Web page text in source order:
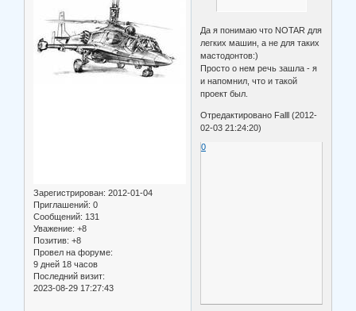
Зарегистрирован: 2012-01-04
Приглашений: 0
Сообщений: 131
Уважение: +8
Позитив: +8
Провел на форуме:
9 дней 18 часов
Последний визит:
2023-08-29 17:27:43
Да я понимаю что NOTAR для
легких машин, а не для таких
мастодонтов:)
Просто о нем речь зашла - я
и напомнил, что и такой
проект был.
Отредактировано Falll (2012-
02-03 21:24:20)
0